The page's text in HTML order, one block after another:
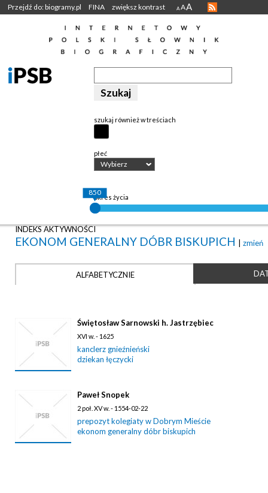
Przejdź do: biogramy.pl FINA zwiększ kontrast A AA
szukaj również w treściach
płeć
Wybierz
okres życia
850
INDEKS AKTYWNOŚCI
EKONOM GENERALNY DÓBR BISKUPICH | zmień
ALFABETYCZNIE
Świętosław Sarnowski h. Jastrzębiec
XVI w. - 1625
kanclerz gnieźnieński
dziekan łęczycki
Paweł Snopek
2 poł. XV w. - 1554-02-22
prepozyt kolegiaty w Dobrym Mieście
ekonom generalny dóbr biskupich